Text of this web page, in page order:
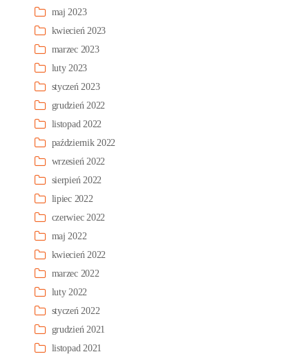
maj 2023
kwiecień 2023
marzec 2023
luty 2023
styczeń 2023
grudzień 2022
listopad 2022
październik 2022
wrzesień 2022
sierpień 2022
lipiec 2022
czerwiec 2022
maj 2022
kwiecień 2022
marzec 2022
luty 2022
styczeń 2022
grudzień 2021
listopad 2021